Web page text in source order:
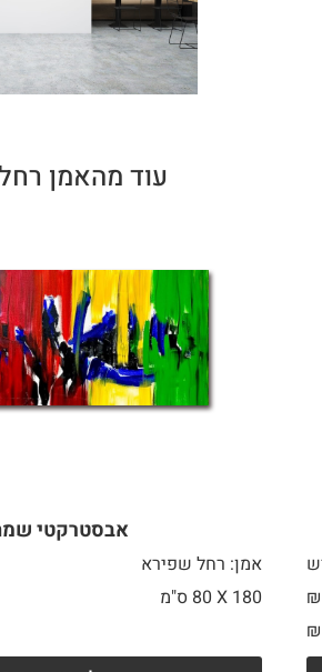
עוד מהאמן
₪
אבסטרקטי
אמן: רחל שפירא
180 X